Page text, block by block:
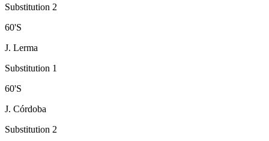
Substitution 2
60'S
J. Lerma
Substitution 1
60'S
J. Córdoba
Substitution 2